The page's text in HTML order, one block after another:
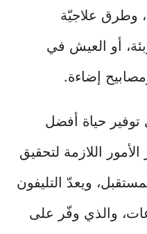
وطرق علاجيّة
أو العيش في
إضاءة.
حياة أفضل
اللازمة لتحقيق
ويعدّ التليفون
والذي وفّر على